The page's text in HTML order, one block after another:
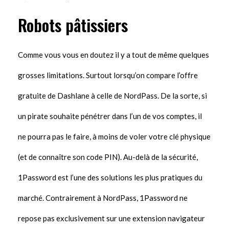
Robots pâtissiers
Comme vous vous en doutez il y a tout de même quelques
grosses limitations. Surtout lorsqu’on compare l’offre
gratuite de Dashlane à celle de NordPass. De la sorte, si
un pirate souhaite pénétrer dans l’un de vos comptes, il
ne pourra pas le faire, à moins de voler votre clé physique
(et de connaître son code PIN). Au-delà de la sécurité,
1Password est l’une des solutions les plus pratiques du
marché. Contrairement à NordPass, 1Password ne
repose pas exclusivement sur une extension navigateur